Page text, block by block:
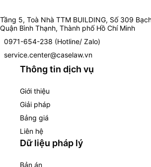
Tầng 5, Toà Nhà TTM BUILDING, Số 309
Quận Bình Thạnh, Thành phố Hồ Chí Minh
0971-654-238 (Hotline/ Zalo)
service.center@caselaw.vn
Thông tin dịch vụ
Giới thiệu
Giải pháp
Bảng giá
Liên hệ
Dữ liệu pháp lý
Bản án